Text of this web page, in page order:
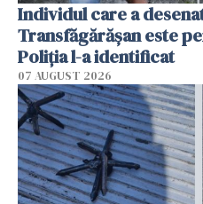
Individul care a
Transfăgărășan este
Poliția l-a identificat
07 AUGUST 2026